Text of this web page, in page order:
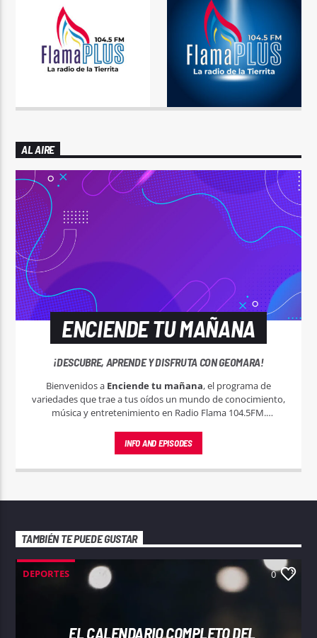
AL AIRE
ENCIENDE TU MAÑANA
¡DESCUBRE, APRENDE Y DISFRUTA CON GEOMARA!
Bienvenidos a Enciende tu mañana, el programa de
variedades que trae a tus oídos un mundo de conocimiento,
música y entretenimiento en Radio Flama 104.5FM.
espacio está diseñado para enriquecer, inspirar y entretener
INFO AND EPISODES
TAMBIÉN TE PUEDE GUSTAR
DEPORTES 0
EL CALENDARIO COMPLETO DEL